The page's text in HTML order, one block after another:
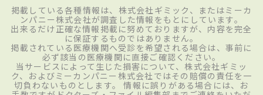
掲載している各種情報は、株式会社ギミック、またはミーカ
ンパニー株式会社が調査した情報をもとにしています。
出来るだけ正確な情報掲載に努めておりますが、内容を完全
に保証するものではありません。
掲載されている医療機関へ受診を希望される場合は、事前に
必ず該当の医療機関に直接ご確認ください。
当サービスによって生じた損害について、株式会社ギミッ
ク、およびミーカンパニー株式会社ではその賠償の責任を一
切負わないものとします。 情報に誤りがある場合には、お